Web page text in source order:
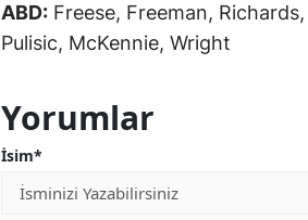
ABD: Freese, Freeman,
Pulisic, McKennie, Wright
Yorumlar
İsim*